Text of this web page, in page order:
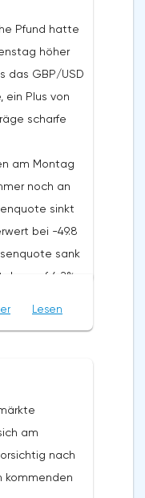
Pfund hatte
höher
das GBP/USD
ein Plus von
scharfe
am Montag
noch an
sinkt
bei -49.8
sank
auf 4.2%,
Das
4,9 Prozent.
des
hin. Dennoch
ganz rosig.
Lesen
am
nach
kommenden